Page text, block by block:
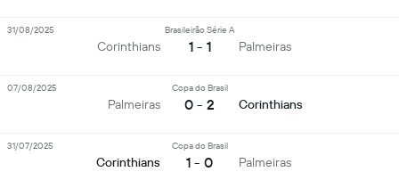
Corinthians
Brasileirão Série A
1 - 1 Palmeiras
31/08/2025
Palmeiras
Copa do Brasil
0 - 2 Corinthians
07/08/2025
Corinthians
Copa do Brasil
1 - 0 Palmeiras
31/07/2025